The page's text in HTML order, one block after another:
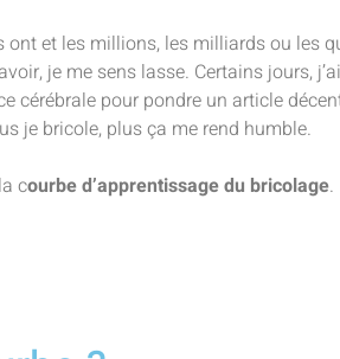
et les millions, les milliards ou les
je me sens lasse. Certains jours,
cérébrale pour pondre un article
je bricole, plus ça me rend humble.
courbe d’apprentissage du bricolage.